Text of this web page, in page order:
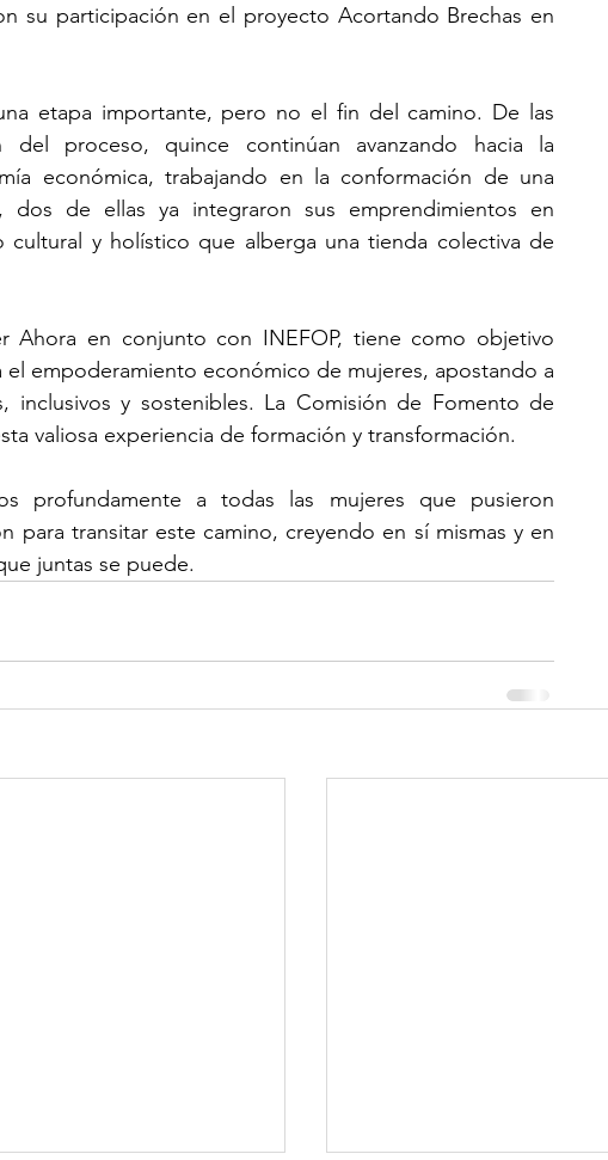
su participación en el proyecto Acortando Brechas en
etapa importante, pero no el fin del camino. De las
del proceso, quince continúan avanzando hacia la
económica, trabajando en la conformación de una
dos de ellas ya integraron sus emprendimientos en
y holístico que alberga una tienda colectiva de
Ahora en conjunto con INEFOP, tiene como objetivo
el empoderamiento económico de mujeres, apostando a
inclusivos y sostenibles. La Comisión de Fomento de
valiosa experiencia de formación y transformación.
profundamente a todas las mujeres que pusieron
para transitar este camino, creyendo en sí mismas y en
juntas se puede.